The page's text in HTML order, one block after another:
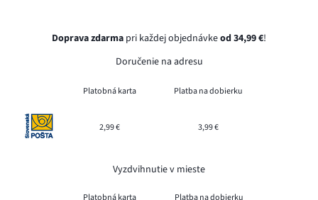
Doprava zdarma pri každej objednávkeod 34,99 €!
Doručenie na adresu
Platobná karta Platba na dobierku
2,99 € 3,99 €
Vyzdvihnutie v mieste
Platobná karta Platba na dobierku